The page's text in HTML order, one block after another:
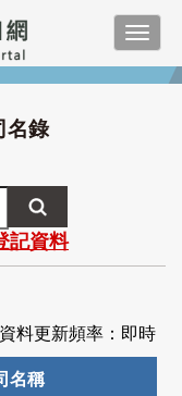
名錄
記資料
資料更新頻率：即時
名稱